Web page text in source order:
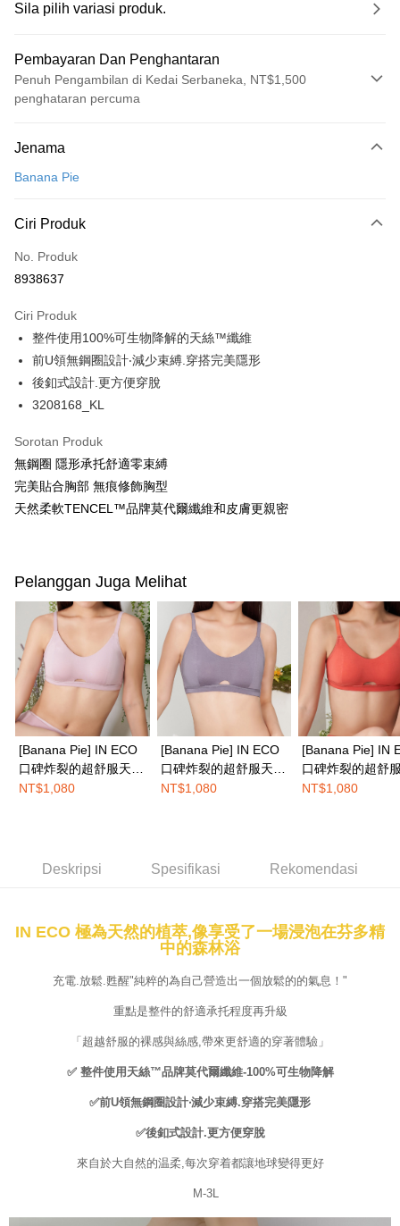
Sila pilih variasi produk.
Pembayaran Dan Penghantaran
Penuh Pengambilan di Kedai Serbaneka, NT$1,500
penghataran percuma
Kad Kredit (Bayaran Penuh)
LINE Pay
Apple Pay
Easy Wallet
Google Pay
PXPay Plus
Plus PAY
Deskripsi
Pertama, Mengenai Perkhidmatan AFTEE Beli Sekarang Bayar Kemudian
1. Dengan memilih AFTEE sebagai kaedah pembayaran, mesej
pengesahan AFTEE akan muncul.
2. Anda boleh meneruskan pembayaran selepas pengesahan SMS.
manakala ahli aplikasi akan menerima pemberitahuan tolak aplikasi
AFTEE.
5. Tiada bayaran diperlukan apabila anda menerima produk. Sila buat
pembayaran di empat kedai serbaneka utama, ATM atau perbankan
dalam talian dengan SMS pembayaran atau pemberitahuan tolak aplikasi
AFTEE.
Sila ambil perhatian bahawa tempoh pembayaran adalah 14 hari. Walau
bagaimanapun, bagi mereka yang telah memuat turun Aplikasi AFTEE
dan mendaftar sebagai ahli AFTEE boleh menikmati tempoh pembayaran
sehingga 45 hari.
Tempoh pembayaran dikira dari masa kedai meminta pembayaran anda,
ditambah dengan bilangan hari yang boleh dilanjutkan oleh AFTEE. Anda
lama untuk dihantar). Oleh itu, anda dikehendaki membuat pembayaran
kepada AFTEE dalam tempoh sama ada anda menerima pesanan.
1. Jumlah yang diperakui untuk pengguna kali pertama boleh sehingga
NT$10,000. Amaun diperakui sebenar yang diluluskan akan berdasarkan
keputusan pensijilan dan semakan oleh AFTEE.
2. Amaun perbelanjaan minimum mestilah lebih besar daripada NT$20.
Perkhidmatan AFTEE Beli Sekarang Bayar Kemudian disediakan oleh NP
akan menggunakan data peribadi yang dikumpul (termasuk nama
penggunaan perkhidmatan. Sila rujuk kepada "Penyata Pengumpulan
(https://aftee.tw/privacypolicy/) untuk maklumat lanjut.
Jumlah yang diperakui untuk pengguna kali pertama yang lulus
pembayaran dalam tempoh tersebut, yuran pembayaran lewat sebanyak
20% setahun akan dikenakan. Pengguna bawah umur dikehendaki
Pemindahan ATM
Pilihan Penghantaran
NT$1,500 atau lebih
付款後全家取貨
NT$100/pesanan | Penghantaran percuma untuk pesanan
NT$1,500 atau lebih
7-11取付
NT$100/pesanan | Penghantaran percuma untuk pesanan
NT$1,500 atau lebih
付款後7-11取貨
EASY SHOP門市速取
Jenama
Banana Pie
Ciri Produk
No. Produk
8938637
Ciri Produk
整件使用100%可生物降解的天絲™纖維
前U領無鋼圈設計‧減少束縛.穿搭完美隱形
後釦式設計.更方便穿脫
3208168_KL
Sorotan Produk
無鋼圈 隱形承托舒適零束縛
完美貼合胸部 無痕修飾胸型
天然柔軟TENCEL™品牌莫代爾纖維和皮膚更親密
Pelanggan Juga Melihat
[Banana Pie] IN ECO
口碑炸裂的超舒服天絲
™莫代爾嬰兒般裸感無
NT$1,080
[Banana Pie] IN ECO
口碑炸裂的超舒服天絲
™莫代爾嬰兒般裸感無
NT$1,080
[Banana Pie] IN
口碑炸裂的超舒
™莫代爾嬰兒般
NT$1,080
Deskripsi Spesifikasi Rekomendasi
IN ECO 極為天然的植萃,像享受了一場浸泡在芬多精
中的森林浴
充電.放鬆.甦醒"純粹的為自己營造出一個放鬆的的氣息！"
重點是整件的舒適承托程度再升級
「超越舒服的裸感與絲感,帶來更舒適的穿著體驗」
✅ 整件使用天絲™品牌莫代爾纖維-100%可生物降解
✅前U領無鋼圈設計‧減少束縛.穿搭完美隱形
✅後釦式設計.更方便穿脫
來自於大自然的温柔,每次穿着都讓地球變得更好
M-3L